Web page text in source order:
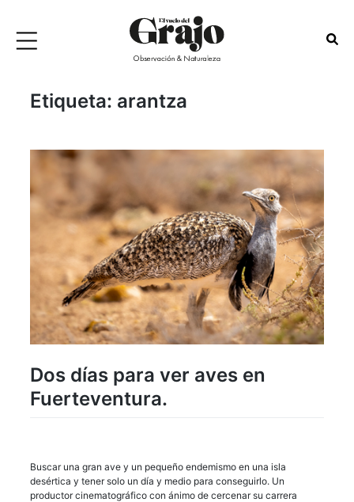
Etiqueta: arantza
Dos días para ver aves en
Fuerteventura.
Buscar una gran ave y un pequeño endemismo en una isla
desértica y tener solo un día y medio para conseguirlo. Un
productor cinematográfico con ánimo de cercenar su carrera